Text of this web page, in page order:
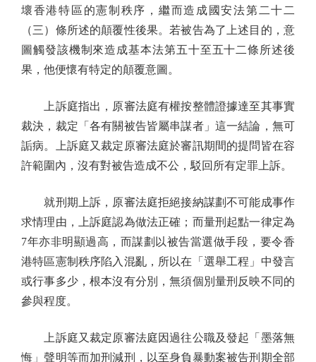
壞香港特區的憲制秩序，繼而造成國安法第二十二
（三）條所述的顛覆性後果。若被告為了上述目的，意
圖觸發該機制來造成基本法第五十至五十二條所述後
果，他便懷有特定的顛覆意圖。
上訴庭指出，原審法庭有權按整體證據達至其事實
裁決，裁定「各有關被告皆屬串謀者」這一結論，無可
詬病。上訴庭又裁定原審法庭於審訊期間的提問皆在容
許範圍內，沒有對被告造成不公，駁回所有定罪上訴。
就刑期上訴，原審法庭拒絕接納謀劃不可能成事作
求情理由，上訴庭認為做法正確；而量刑起點一律定為
7年亦非明顯過高，而謀劃以被告當選做手段，要令香
港特區憲制秩序陷入混亂，所以在「選舉工程」中發言
或行事多少，根本沒有分別，無須個別量刑反映不同的
參與程度。
上訴庭又裁定原審法庭因過往公職及發起「墨落無
悔」聲明等而加刑減刑，以至身負暴動案被告刑期全部